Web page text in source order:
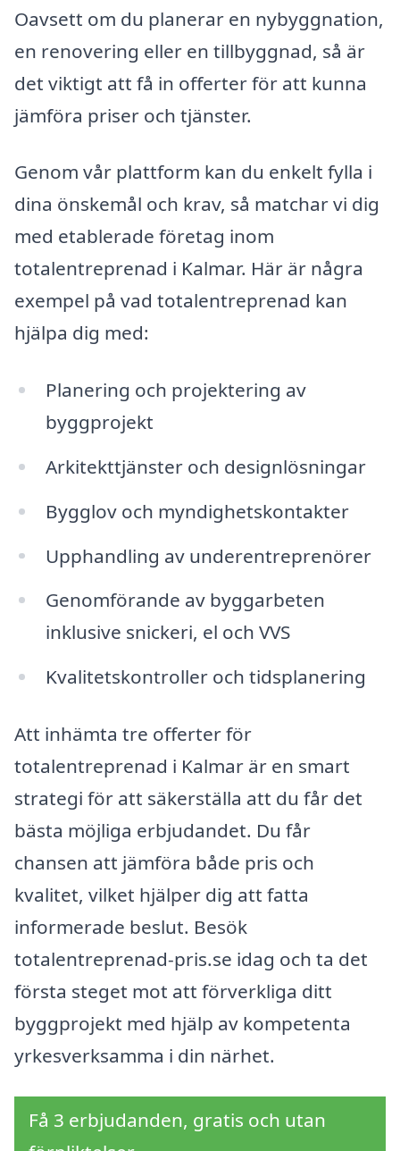
Oavsett om du planerar en nybyggnation,
en renovering eller en tillbyggnad, så är
det viktigt att få in offerter för att kunna
jämföra priser och tjänster.
Genom vår plattform kan du enkelt fylla i
dina önskemål och krav, så matchar vi dig
med etablerade företag inom
totalentreprenad i Kalmar. Här är några
exempel på vad totalentreprenad kan
hjälpa dig med:
Planering och projektering av
byggprojekt
Arkitekttjänster och designlösningar
Bygglov och myndighetskontakter
Upphandling av underentreprenörer
Genomförande av byggarbeten
inklusive snickeri, el och VVS
Kvalitetskontroller och tidsplanering
Att inhämta tre offerter för
totalentreprenad i Kalmar är en smart
strategi för att säkerställa att du får det
bästa möjliga erbjudandet. Du får
chansen att jämföra både pris och
kvalitet, vilket hjälper dig att fatta
informerade beslut. Besök
totalentreprenad-pris.se idag och ta det
första steget mot att förverkliga ditt
byggprojekt med hjälp av kompetenta
yrkesverksamma i din närhet.
Få 3 erbjudanden, gratis och utan